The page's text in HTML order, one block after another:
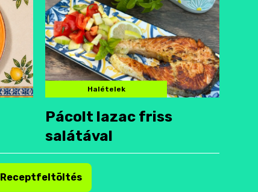
Halételek
Pácolt lazac friss
salátával
Receptfeltöltés